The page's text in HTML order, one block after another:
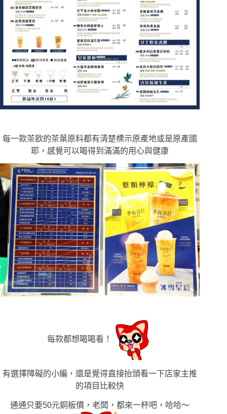
每一款茶飲的茶葉原料都有清楚標示原產地或是原產國
耶，感覺可以喝得到滿滿的用心與健康
每款都想喝喝看！
有選擇障礙的小編，還是覺得直接抬頭看一下店家主推
的項目比較快
通通只要50元銅板價，老闆，都來一杯吧，哈哈〜